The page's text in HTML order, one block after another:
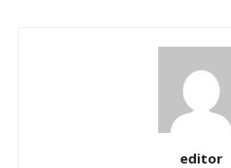
editor